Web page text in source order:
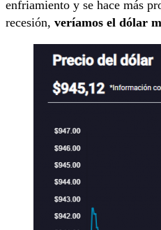
enfriamiento y se hace más
recesión, veríamos el dólar